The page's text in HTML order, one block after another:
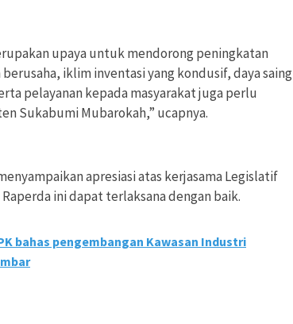
upaya untuk mendorong peningkatan
iklim inventasi yang kondusif, daya saing
pelayanan kepada masyarakat juga perlu
Sukabumi Mubarokah,” ucapnya.
apresiasi atas kerjasama Legislatif
ini dapat terlaksana dengan baik.
bahas pengembangan Kawasan Industri